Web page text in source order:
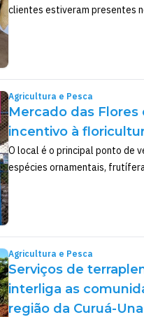
clientes estiveram presentes
Agricultura e Pesca
Mercado das
incentivo à
O local é o principal ponto de
espécies ornamentais,
Agricultura e Pesca
Serviços de
interliga as
região da Curuá-Una